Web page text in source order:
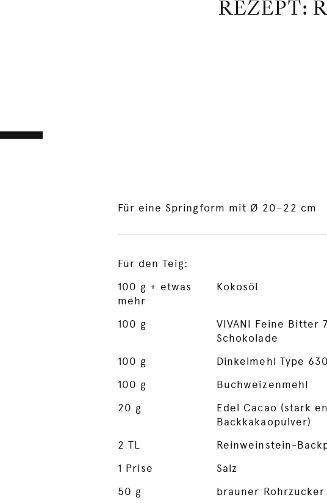
REZEPT:
Für eine Springform mit Ø 20–22 cm
Für den Teig:
100 g + etwas
mehr
Kokosöl
100 g
VIVANI Feine Bitter
Schokolade
100 g
Dinkelmehl Type 630
100 g
Buchweizenmehl
20 g
Edel Cacao (stark
Backkakaopulver)
2 TL
Reinweinstein-
1 Prise
Salz
50 g brauner Rohrzucker